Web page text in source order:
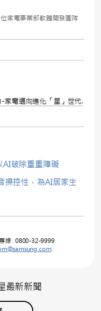
家電事業部軟體開發團隊
家電邁向進化「星」世代.
AI破除重重障礙
操控性，為AI居家生
線 : 0800-32-9999
.
最新新聞